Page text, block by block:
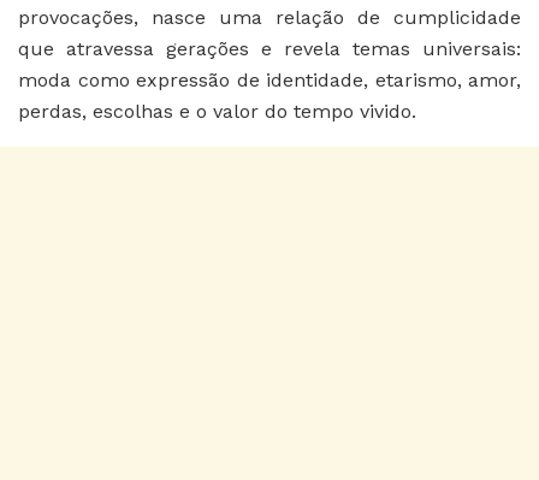
provocações, nasce uma relação de cumplicidade
que atravessa gerações e revela temas universais:
moda como expressão de identidade, etarismo, amor,
perdas, escolhas e o valor do tempo vivido.